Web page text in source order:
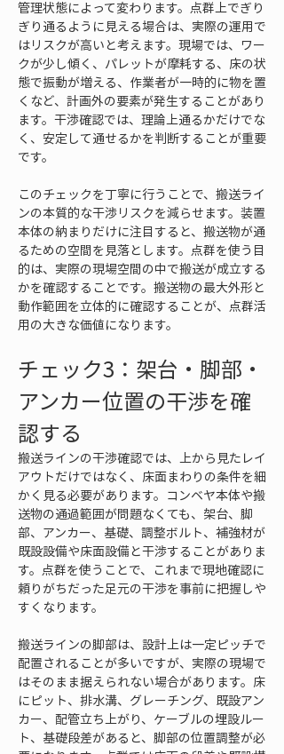
管理状態によって変わります。点群上でぎり
ぎり通るように見える場合は、実際の運用で
はリスクが高いと考えます。現場では、ワー
クが少し傾く、パレットが摩耗する、床の状
態で振動が増える、作業者が一時的に物を置
くなど、計画外の要素が発生することがあり
ます。干渉確認では、理論上通るかだけでな
く、安定して通せるかを判断することが重要
です。
このチェックを丁寧に行うことで、搬送ライ
ンの本質的な干渉リスクを減らせます。装置
本体の納まりだけに注目すると、搬送物が通
るための空間を見落とします。点群を使う目
的は、実際の現場空間の中で搬送が成立する
かを確認することです。搬送物の最大外形と
動作範囲を立体的に確認することが、点群活
用の大きな価値になります。
チェック3：架台・脚部・
アンカー位置の干渉を確
認する
搬送ラインの干渉確認では、上から見たレイ
アウトだけではなく、床面まわりの条件を細
かく見る必要があります。コンベヤ本体や搬
送物の通過範囲が問題なくても、架台、脚
部、アンカー、基礎、調整ボルト、補強材が
既設設備や床面設備と干渉することがありま
す。点群を使うことで、これまで現地確認に
頼りがちだった足元の干渉を事前に把握しや
すくなります。
搬送ラインの脚部は、設計上は一定ピッチで
配置されることが多いですが、実際の現場で
はそのまま据えられない場合があります。床
にピット、排水溝、グレーチング、既設アン
カー、配管立ち上がり、ケーブルの埋設ルー
ト、基礎段差があると、脚部の位置調整が必